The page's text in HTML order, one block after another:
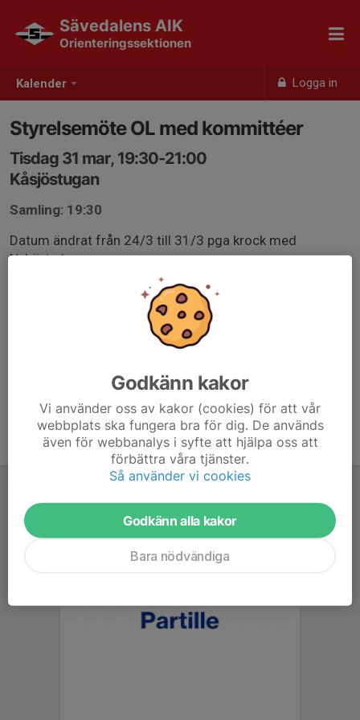
Kalender Logga in
Sävedalens AIK
Orienteringssektionen
Styrelsemöte OL med kommittéer
Tisdag 31 mar, 19:30-21:00
Kåsjöstugan
Samling: 19:30
Datum ändrat från 24/3 till 31/3 pga krock med
Nybörjarkurs.
Godkänn kakor
Vi använder oss av kakor (cookies) för att vår
webbplats ska fungera bra för dig. De används
även för webbanalys i syfte att hjälpa oss att
förbättra våra tjänster.
Så använder vi cookies
Godkänn alla kakor
Bara nödvändiga